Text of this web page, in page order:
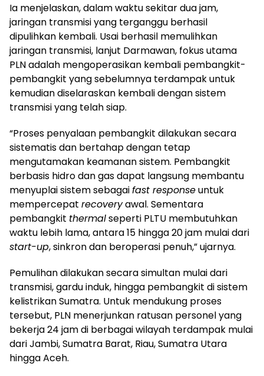
Ia menjelaskan, dalam waktu sekitar dua jam,
jaringan transmisi yang terganggu berhasil
dipulihkan kembali. Usai berhasil memulihkan
jaringan transmisi, lanjut Darmawan, fokus utama
PLN adalah mengoperasikan kembali pembangkit-
pembangkit yang sebelumnya terdampak untuk
kemudian diselaraskan kembali dengan sistem
transmisi yang telah siap.
“Proses penyalaan pembangkit dilakukan secara
sistematis dan bertahap dengan tetap
mengutamakan keamanan sistem. Pembangkit
berbasis hidro dan gas dapat langsung membantu
menyuplai sistem sebagaifast responseuntuk
mempercepat recoveryawal. Sementara
pembangkit thermalseperti PLTU membutuhkan
waktu lebih lama, antara 15 hingga 20 jam mulai dari
start-up, sinkron dan beroperasi penuh,” ujarnya.
Pemulihan dilakukan secara simultan mulai dari
transmisi, gardu induk, hingga pembangkit di sistem
kelistrikan Sumatra. Untuk mendukung proses
tersebut, PLN menerjunkan ratusan personel yang
bekerja 24 jam di berbagai wilayah terdampak mulai
dari Jambi, Sumatra Barat, Riau, Sumatra Utara
hingga Aceh.